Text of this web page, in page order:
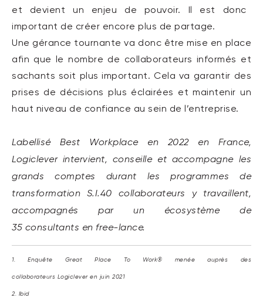
et devient un enjeu de pouvoir. Il est donc
important de créer encore plus de partage.
Une gérance tournante va donc être mise en place
afin que le nombre de collaborateurs informés et
sachants soit plus important. Cela va garantir des
prises de décisions plus éclairées
etmaintenir un
haut niveau de confiance au sein de l’entreprise.
Labellisé Best Workplace en 2022en France,
Logicleverintervient, conseille et accompagne les
grands comptes durant les programmes de
transformation S.I.40 collaborateurs y travaillent,
accompagnés par un écosystème de
35 consultants en free-lance.
1.Enquête Great Place To Work® menée auprès des
collaborateurs Logiclever en juin 2021
2. Ibid